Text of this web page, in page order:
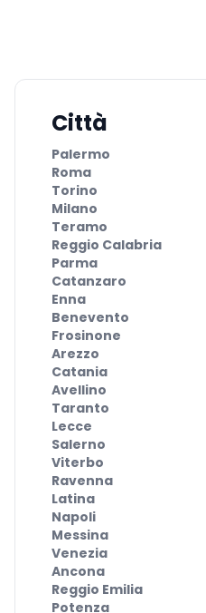
Città
Palermo
Roma
Torino
Milano
Teramo
Reggio Calabria
Parma
Catanzaro
Enna
Benevento
Frosinone
Arezzo
Catania
Avellino
Taranto
Lecce
Salerno
Viterbo
Ravenna
Latina
Napoli
Messina
Venezia
Ancona
Reggio Emilia
Potenza